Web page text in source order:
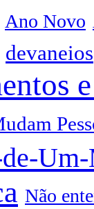
Ano Novo
devaneios
Não